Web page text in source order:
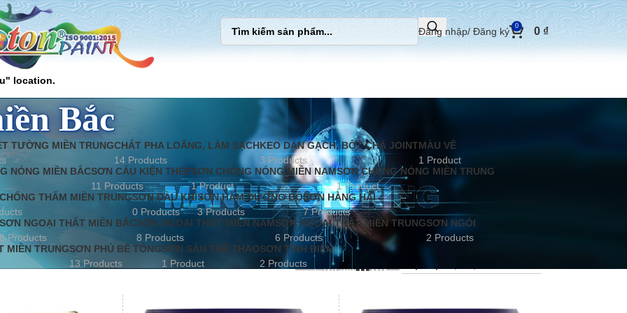
Đăng nhập/ Đăng ký 0 0 ₫
location.
Bắc
TƯỜNG MIỀN TRUNGCHẤT PHA LOÃNG, LÀM SẠCH
14 Products
KEO DÁN GẠCH, BỘT CHÀ JOINT
3 Products
MÀU VẼ
1 Product
NÓNG MIỀN BẮCSƠN CẤU KIỆN THÉP
11 Products
SƠN CHỐNG NÓNG MIỀN NAM
1 Product
SƠN CHỐNG NÓNG MIỀN TRUNG
1 Product
THẤM MIỀN TRUNGSƠN DẦU KHÍ
0 Products
SƠN HẦM ĐƯỜNG BỘ
3 Products
SƠN HÀNG HẢI
7 Products
SƠN NGOẠI THẤT MIỀN BẮC
8 Products
SƠN NGOẠI THẤT MIỀN NAM
8 Products
SƠN NGOẠI THẤT MIỀN TRUNG
6 Products
SƠN NGÓI
2 Products
MIỀN TRUNGSƠN PHỦ BÊ TÔNG
13 Products
SƠN SÂN THỂ THAO
1 Product
SƠN TĨNH ĐIỆN
2 Products